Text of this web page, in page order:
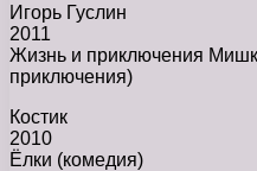
Игорь Гуслин
2011
Жизнь и приключения
приключения)
Костик
2010
Ёлки (комедия)